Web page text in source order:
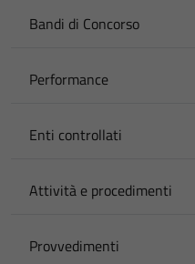
Bandi di Concorso
Performance
Enti controllati
Attività e procedimenti
Provvedimenti